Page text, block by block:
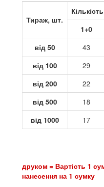
Тираж, шт.
1+0
від 50
43
від 100
29
від 200
22
від 500
18
від 1000
17
друком = Вартість 1
нанесення на 1 сумку